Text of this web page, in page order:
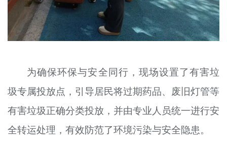
为确保环保与安全同行，现场设置了有害垃
圾专属投放点，引导居民将过期药品、废旧灯管等
有害垃圾正确分类投放，并由专业人员统一进行安
全转运处理，有效防范了环境污染与安全隐患。